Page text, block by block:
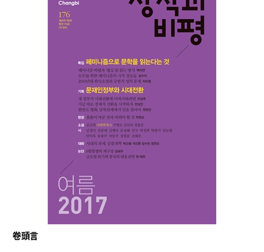
卷頭言